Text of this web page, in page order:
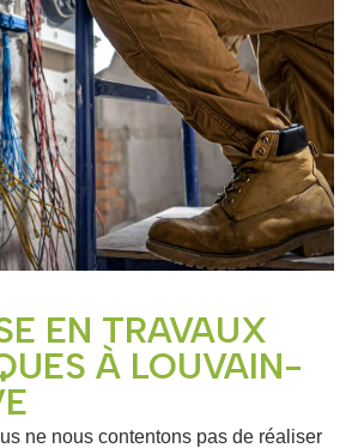
EN TRAVAUX
À LOUVAIN-
ne nous contentons pas de réaliser